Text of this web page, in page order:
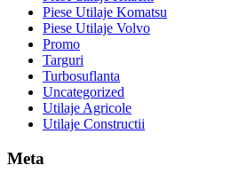
Piese Utilaje Komatsu
Piese Utilaje Volvo
Promo
Targuri
Turbosuflanta
Uncategorized
Utilaje Agricole
Utilaje Constructii
Meta